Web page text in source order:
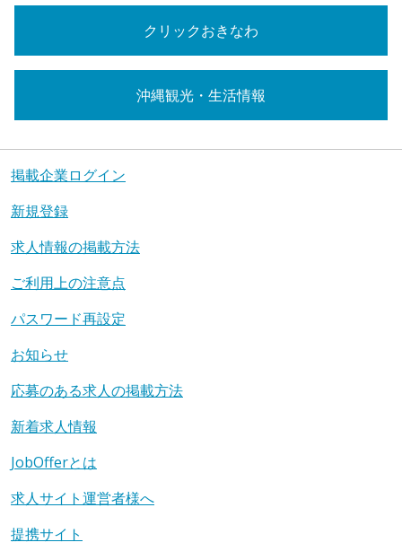
クリックおきなわ
沖縄観光・生活情報
掲載企業ログイン
新規登録
求人情報の掲載方法
ご利用上の注意点
パスワード再設定
お知らせ
応募のある求人の掲載方法
新着求人情報
JobOfferとは
求人サイト運営者様へ
提携サイト